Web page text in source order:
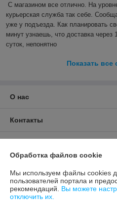
С магазином все отлично. На
курьерская служба так себе.
уже у подъезда. Как планировать
минут узнаешь, что доставка
суток, непонятно
Показать все
О нас
Контакты
Полная версия сайта
Обработка файлов cookie
Мы используем файлы cookies
пользователей портала и
рекомендаций. Вы можете
отключить их.